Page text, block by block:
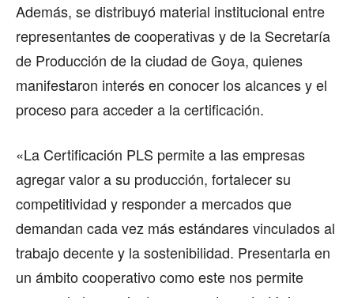
Además, se distribuyó material institucional entre
representantes de cooperativas y de la Secretaría
de Producción de la ciudad de Goya, quienes
manifestaron interés en conocer los alcances y el
proceso para acceder a la certificación.
«La Certificación PLS permite a las empresas
agregar valor a su producción, fortalecer su
competitividad y responder a mercados que
demandan cada vez más estándares vinculados al
trabajo decente y la sostenibilidad. Presentarla en
un ámbito cooperativo como este nos permite